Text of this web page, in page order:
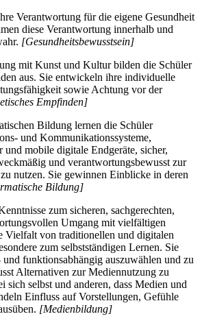
Verantwortung für die eigene Gesundheit
diese Verantwortung innerhalb und
[Gesundheitsbewusstsein]
mit Kunst und Kultur bilden die Schüler
aus. Sie entwickeln ihre individuelle
sowie Achtung vor der
Empfinden]
Bildung lernen die Schüler
und Kommunikationssysteme,
und mobile digitale Endgeräte, sicher,
und verantwortungsbewusst zur
nutzen. Sie gewinnen Einblicke in deren
Bildung]
zum sicheren, sachgerechten,
Umgang mit vielfältigen
Vielfalt von traditionellen und digitalen
zum selbstständigen Lernen. Sie
und funktionsabhängig auszuwählen und zu
Alternativen zur Mediennutzung zu
sich selbst und anderen, dass Medien und
Einfluss auf Vorstellungen, Gefühle
[Medienbildung]